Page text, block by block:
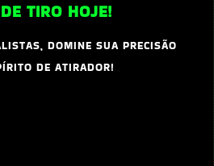
TIRO HOJE!
DOMINE SUA PRECISÃO
DE ATIRADOR!